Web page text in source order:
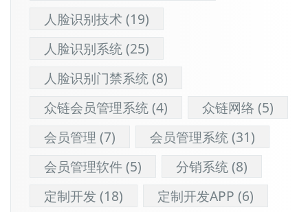
人脸识别技术(19)
人脸识别系统(25)
人脸识别门禁系统(8)
众链会员管理系统(4) 众链网络 (5)
会员管理 (7) 会员管理系统(31)
会员管理软件(5) 分销系统(8)
定制开发 (18) 定制开发APP (6)